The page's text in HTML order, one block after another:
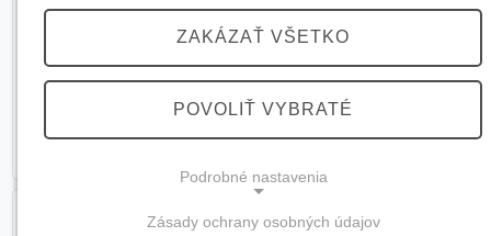
ZAKÁZAŤ VŠETKO
POVOLIŤ VYBRATÉ
Podrobné nastavenia
Zásady ochrany osobných údajov